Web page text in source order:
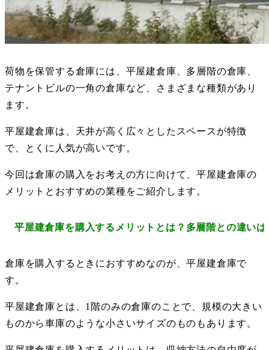
荷物を保管する倉庫には、平屋建倉庫、多層階の倉庫、
テナントビルの一角の倉庫など、さまざまな種類があり
ます。
平屋建倉庫は、天井が高く広々としたスペースが特徴
で、とくに人気が高いです。
今回は倉庫の購入をお考えの方に向けて、平屋建倉庫の
メリットとおすすめの業種をご紹介します。
平屋建倉庫を購入するメリットとは？多層階との違いは
倉庫を購入するときにおすすめなのが、平屋建倉庫で
す。
平屋建倉庫とは、1階のみの倉庫のことで、規模の大きい
ものから車庫のような小さいサイズのものもあります。